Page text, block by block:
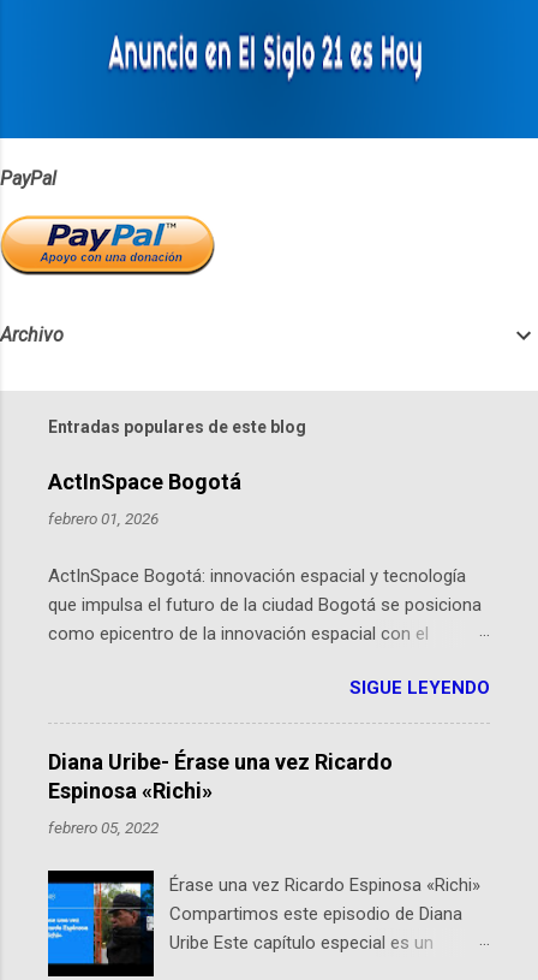
PayPal
Archivo
Entradas populares de este blog
ActInSpace Bogotá
febrero 01, 2026
ActInSpace Bogotá: innovación espacial y tecnología
que impulsa el futuro de la ciudad Bogotá se posiciona
como epicentro de la innovación espacial con el
hackathon global que convierte tecnologías de la
Agencia Espacial Europea en soluciones prácticas para
la vida cotidiana. Este evento, organizado por el
Planetario de Bogotá del Idartes y la Universidad de los
Andes, reúne a expertos como el presidente de Airbus
Colombia y líderes del sector aeroespacial para inspirar
por qué importa en Bogotá ActInSpace es una
competencia mundial que opera en más de 60
ciudades, donde participantes tienen 24 horas para
SIGUE LEYENDO
Diana Uribe- Érase una vez Ricardo
Espinosa «Richi»
febrero 05, 2022
Érase una vez Ricardo Espinosa «Richi»
Compartimos este episodio de Diana
Uribe Este capítulo especial es un